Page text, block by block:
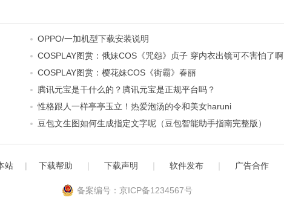
OPPO/一加机型下载安装说明
COSPLAY图赏：俄妹COS《咒怨》贞子 穿内衣出镜可不害怕了啊
COSPLAY图赏：樱花妹COS《街霸》春丽
腾讯元宝是干什么的？腾讯元宝是正规平台吗？
性格跟人一样亭亭玉立！热爱泡汤的令和美女haruni
豆包文生图如何生成指定文字呢（豆包智能助手指南完整版）
站 | 下载帮助 下载声明 软件发布 广告合作
备案编号：京ICP备1234567号